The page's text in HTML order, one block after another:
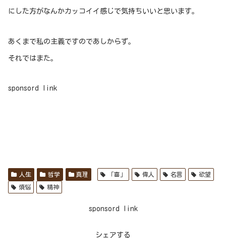
にした方がなんかカッコイイ感じで気持ちいいと思います。
あくまで私の主義ですのであしからず。
それではまた。
sponsord link
人生 哲学 真理 「喜」 偉人 名言 欲望
煩悩 精神
sponsord link
シェアする